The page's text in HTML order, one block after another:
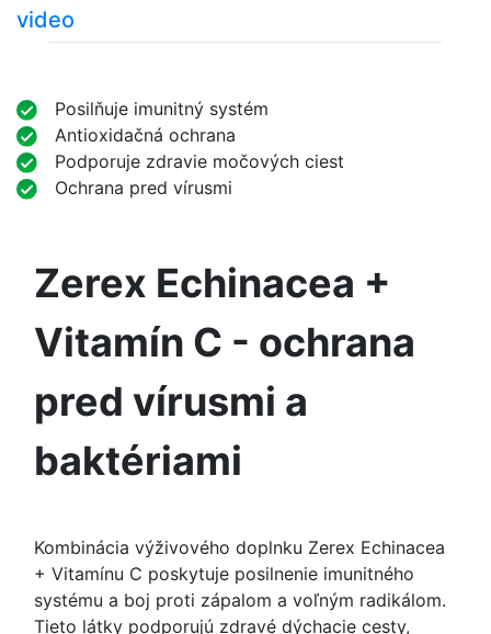
video
Posilňuje imunitný systém
Antioxidačná ochrana
Podporuje zdravie močových ciest
Ochrana pred vírusmi
Zerex Echinacea +
Vitamín C - ochrana
pred vírusmi a
baktériami
Kombinácia výživového doplnku Zerex Echinacea
+ Vitamínu C poskytuje posilnenie imunitného
systému a boj proti zápalom a voľným radikálom.
Tieto látky podporujú zdravé dýchacie cesty,